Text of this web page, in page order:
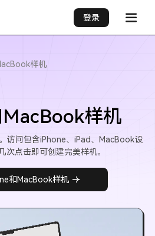
登录
样机
样机
访问包含iPhone、iPad、MacBook设
次点击即可创建完美样机。
和MacBook样机